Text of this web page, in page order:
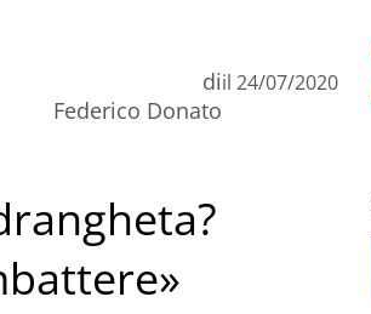
di
Federico Donato
il 24/07/2020